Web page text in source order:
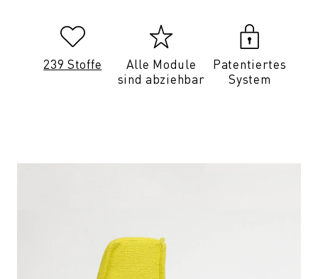
239 Stoffe
Alle Module
sind abziehbar
Patentiertes
System